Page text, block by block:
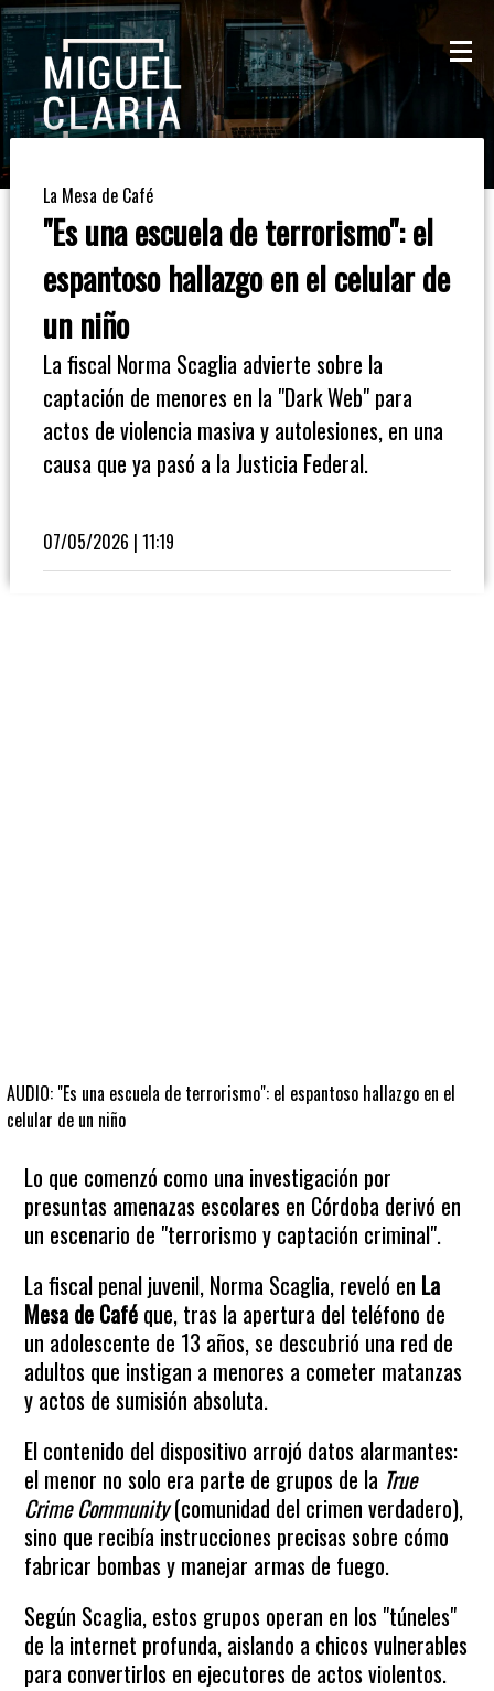
La
Mesa
De
Café
Columna
Opinión
Radioinforme
La Mesa de Café
"Es una escuela de terrorismo": el
espantoso hallazgo en el celular de
un niño
La fiscal Norma Scaglia advierte sobre la
captación de menores en la "Dark Web" para
actos de violencia masiva y autolesiones, en una
causa que ya pasó a la Justicia Federal.
07/05/2026 | 11:19
AUDIO: "Es una escuela de terrorismo": el espantoso hallazgo en el
celular de un niño
Lo que comenzó como una investigación por
presuntas amenazas escolares en Córdoba derivó en
un escenario de "terrorismo y captación criminal".
La fiscal penal juvenil, Norma Scaglia, reveló en La
Mesa de Café que, tras la apertura del teléfono de
un adolescente de 13 años, se descubrió una red de
adultos que instigan a menores a cometer matanzas
y actos de sumisión absoluta.
El contenido del dispositivo arrojó datos alarmantes:
el menor no solo era parte de grupos de la True
Crime Community(comunidad del crimen verdadero),
sino que recibía instrucciones precisas sobre cómo
fabricar bombas y manejar armas de fuego.
Según Scaglia, estos grupos operan en los "túneles"
de la internet profunda, aislando a chicos vulnerables
para convertirlos en ejecutores de actos violentos.